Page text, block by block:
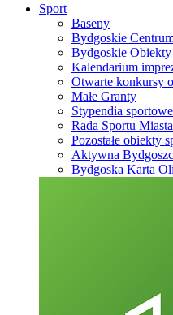
Sport
Baseny
Bydgoskie
Bydgoskie
Kalendarium
Otwarte konkursy
Małe Granty
Stypendia sportowe
Rada Sportu
Pozostałe obiekty
Aktywna
Bydgoska Karta